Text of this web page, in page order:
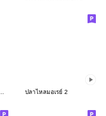
ปลาไหลมอเรย์ 2